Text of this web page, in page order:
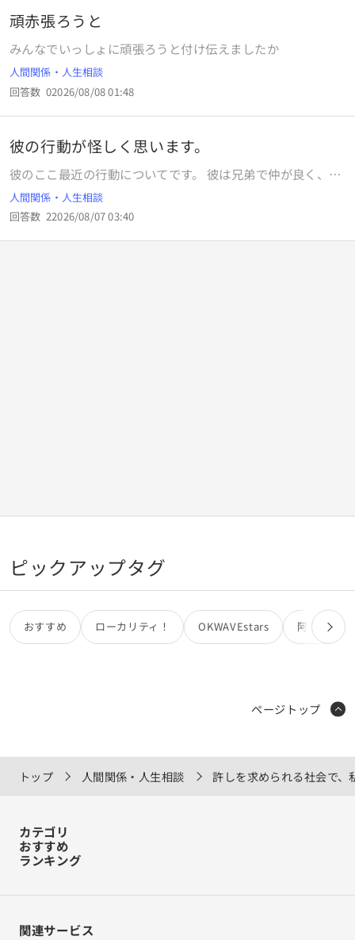
挨拶もその日はしなかったです。 他の人は優しいのですが、
お局さんなので なんだかみんな冷たくなってきた気がしま
す。 元々、教えてくれる人しか話ができなかったので 行って
も誰とも話さず、おはようございますと言って仕事して帰る
のみです。お腹痛いとも誰にも言えません。それでも仕事は
ートがいない会社です。 この先どうしたら良いでしょうか？
２日休んでしまい出勤しづらいのと、辞めた方がいいのかな
など考えています。 辞めたくないですが、私のことをそんな
に嫌ってしまったら辞めてあげた方がいーのかななど考えま
す。私も強くなくて更年期なので色々考えるし、耐えられる
気もしないです。その人は日によって違うのもあります。 正
直もう行きにくいのですが、辞めることでまた 落ち込みま
ます。 もちろん自分から言わなければ、他人には知られる事
はないですが、現在恋人に近い関係の人もいます。 この事実
を知ったら知人、友達、恋人、関係なく皆様は関係を断ちま
すか❓
頑赤張ろうと
みんなでいっしょに頑張ろうと付け伝えましたか
人間関係・人生相談
回答数 02026/08/08 01:48
彼の行動が怪しく思います。
彼のここ最近の行動についてです。 彼は兄弟で仲が良く、よ
く出かけることもあると聞いてるし わたし含めて3人で出か
けたこともあります。 それが先週と今週続けて、仕事を早め
に切り上げて兄とご飯に行ってくるという日がありました。
彼は毎日のように残業と聞いているから、珍しいなと思いま
人間関係・人生相談
回答数 22026/08/07 03:40
ピックアップタグ
おすすめ ローカリティ！ OKWAVEstars 阿部亮
トップ 人間関係・人生相談 許しを求められる社会で
ページトップ
カテゴリ
おすすめ
ランキング
関連サービス